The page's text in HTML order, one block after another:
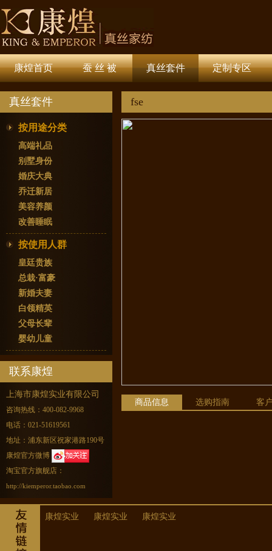
康煌首页 蚕 丝 被 真丝套件 定制专区
真丝套件
按用途分类
高端礼品
别墅身份
婚庆大典
乔迁新居
美容养颜
改善睡眠
按使用人群
皇廷贵族
总栽·富豪
新婚夫妻
白领精英
父母长辈
婴幼儿童
联系康煌
上海市康煌实业有限公司
咨询热线：400-082-9968
电话：021-51619561
地址：浦东新区祝家港路190号
康煌官方微博
淘宝官方旗舰店：
http://kiemperor.taobao.com
fse
商品信息 选购指南 客
康煌实业 康煌实业 康煌实业